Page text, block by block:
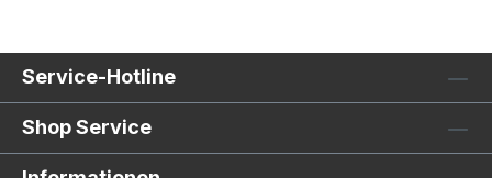
Service-Hotline
Shop Service